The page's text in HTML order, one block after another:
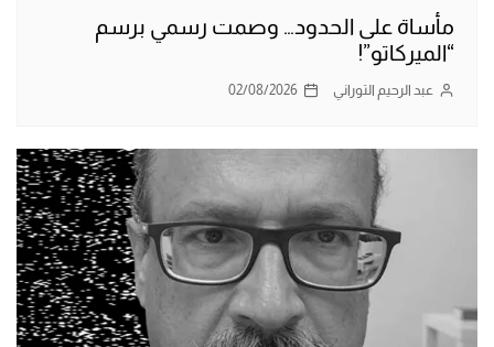
مأساة على الحدود… وصمت رسمي برسم
“الميركاتو”!
عبد الرحيم التوراني 02/08/2026